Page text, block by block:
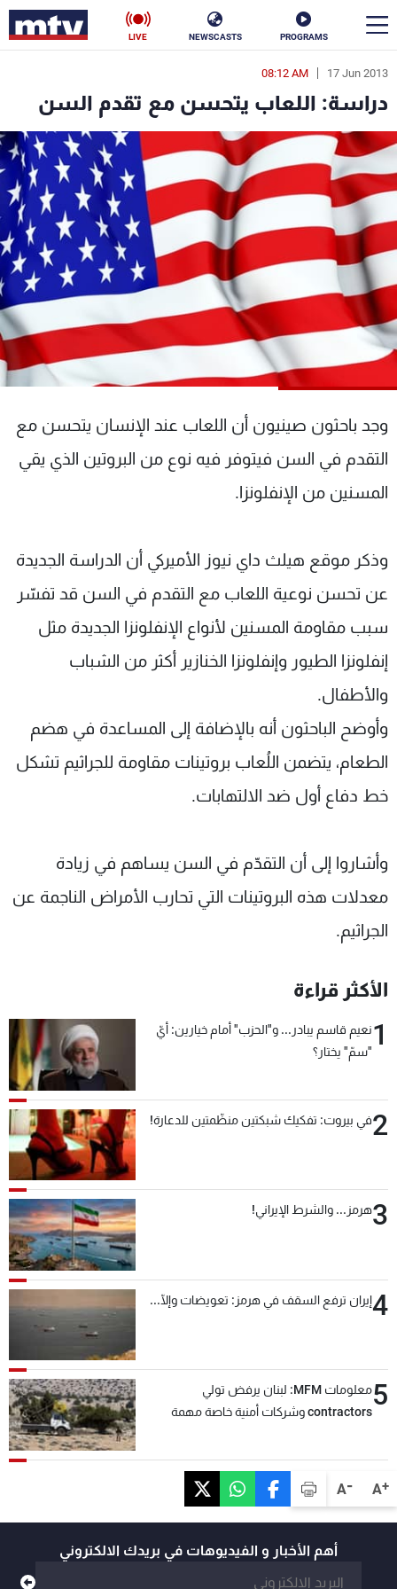
PROGRAMS
NEWSCASTS
LIVE
A+
A-
17 Jun 2013
08:12 AM
دراسة: اللعاب يتحسن مع تقدم السن
وجد باحثون صينيون أن اللعاب عند الإنسان يتحسن مع
التقدم في السن فيتوفر فيه نوع من البروتين الذي يقي
المسنين من الإنفلونزا.
وذكر موقع هيلث داي نيوز الأميركي أن الدراسة الجديدة
عن تحسن نوعية اللعاب مع التقدم في السن قد تفسّر
سبب مقاومة المسنين لأنواع الإنفلونزا الجديدة مثل
إنفلونزا الطيور وإنفلونزا الخنازير أكثر من الشباب
والأطفال.
وأوضح الباحثون أنه بالإضافة إلى المساعدة في هضم
الطعام، يتضمن اللُعاب بروتينات مقاومة للجراثيم تشكل
خط دفاع أول ضد الالتهابات.
وأشاروا إلى أن التقدّم في السن يساهم في زيادة
معدلات هذه البروتينات التي تحارب الأمراض الناجمة عن
الجراثيم.
الأكثر قراءة
1نعيم قاسم يبادر... و"الحزب" أمام خيارين: أيّ
"سمّ" يختار؟
2في بيروت: تفكيك شبكتين منظّمتين للدعارة!
3هرمز... والشرط الإيراني!
4إيران ترفع السقف في هرمز: تعويضات وإلّا...
5
معلومات MFM: لبنان يرفض تولي
contractors وشركات أمنية خاصة مهمة
أهم الأخبار و الفيديوهات في بريدك الالكتروني
en
الأخبار
سياسة ناس
إقتصاد
رياضة
كأس العالم
البرامج
جدول البرامج
شاهد البرامج
الترددات
عن MTV
سياسة الخصوصية